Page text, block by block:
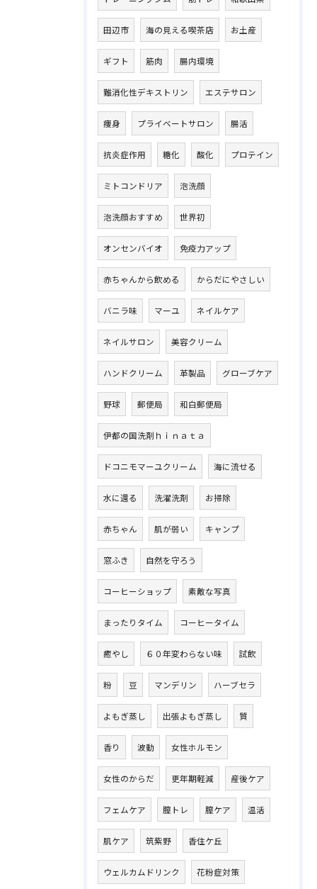
田辺市 海の見える喫茶店 お土産
ギフト 筋肉 腸内環境
難消化性デキストリン エステサロン
痩身 プライベートサロン 腸活
抗炎症作用 糖化 酸化 プロテイン
ミトコンドリア 泡洗顔
泡洗顔おすすめ 世界初
オンセンバイオ 免疫力アップ
赤ちゃんから飲める からだにやさしい
バニラ味 マーユ ネイルケア
ネイルサロン 美容クリーム
ハンドクリーム 革製品 グローブケア
野球 郵便局 和白郵便局
伊都の国洗剤ｈｉｎａｔａ
ドコニモマーユクリーム 海に流せる
水に還る 洗濯洗剤 お掃除
赤ちゃん 肌が弱い キャンプ
窓ふき 自然を守ろう
コーヒーショップ 素敵な写真
まったりタイム コーヒータイム
癒やし ６０年変わらない味 試飲
粉 豆 マンデリン ハーブセラ
よもぎ蒸し 出張よもぎ蒸し 質
香り 波動 女性ホルモン
女性のからだ 更年期軽減 産後ケア
フェムケア 膣トレ 膣ケア 温活
肌ケア 筑紫野 香住ケ丘
ウェルカムドリンク 花粉症対策